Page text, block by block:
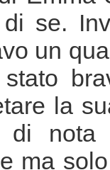
se.
un
la
di
ma